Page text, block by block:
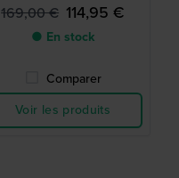
169,00 € 114,95 €
● En stock
Comparer
Voir les produits